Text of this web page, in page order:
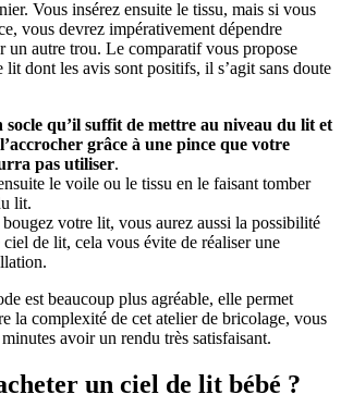
Vous insérez ensuite le tissu, mais si vous
vous devrez impérativement dépendre
un autre trou. Le comparatif vous propose
lit dont les avis sont positifs, il s’agit sans doute
socle qu’il suffit de mettre au niveau du lit et
grâce à une pince que votre
pas utiliser.
le voile ou le tissu en le faisant tomber
lit.
votre lit, vous aurez aussi la possibilité
ciel de lit, cela vous évite de réaliser une
est beaucoup plus agréable, elle permet
la complexité de cet atelier de bricolage, vous
avoir un rendu très satisfaisant.
un ciel de lit bébé ?